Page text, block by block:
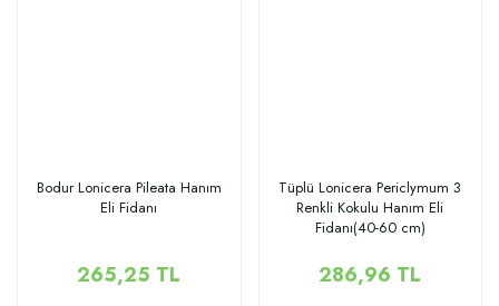
Bodur Lonicera Pileata Hanım
Eli Fidanı
265,25 TL
Tüplü Lonicera Periclymum 3
Renkli Kokulu Hanım Eli
Fidanı(40-60 cm)
286,96 TL